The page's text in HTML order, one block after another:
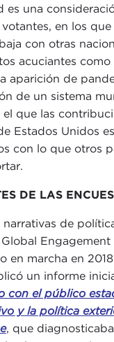
es una
en los que
con otras
acuciantes
aparición de
de un sistema
el que las
Estados Unidos
con lo que otros
DE LAS
de
en marcha en
un informe
con el público
y la política
, que